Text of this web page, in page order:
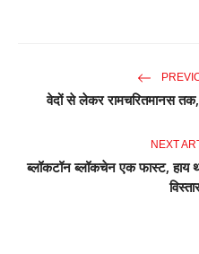
वेदों से लेकर रामचरितमानस तक,
NEXT
ब्लॉकटॉन ब्लॉकचेन एक फास्ट,